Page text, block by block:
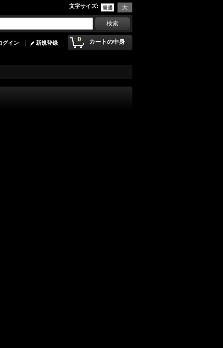
文字サイズ:
0 カートの中身
グイン 新規登録